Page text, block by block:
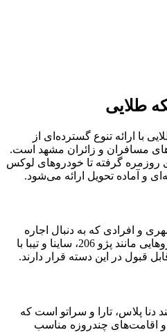
طلایی
با ارائه تنوع گسترده‌ای از
مسافران و زائران مشهد است.
روزمره گرفته تا خودروهای لوکس
و افرادی که به دنبال اجاره
خودرو با هزینه کم هستند. خودروهایی مانند پژو 206، ساینا و تیبا با
قبول در این دسته قرار دارند.
دنا پلاس، تارا و سراتو است که
اقامت‌های چندروزه مناسب